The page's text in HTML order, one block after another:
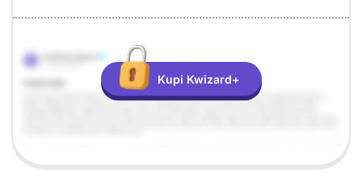
Odgovor
Objašnjenje
Kupi Kwizard+